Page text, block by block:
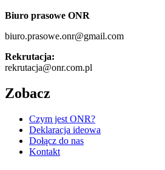
Biuro prasowe ONR
biuro.prasowe.onr@gmail.com
Rekrutacja:
rekrutacja@onr.com.pl
Zobacz
Czym jest ONR?
Deklaracja ideowa
Dołącz do nas
Kontakt